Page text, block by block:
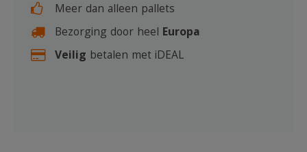
Meer dan alleen pallets
Bezorging door heel Europa
Veilig betalen met iDEAL